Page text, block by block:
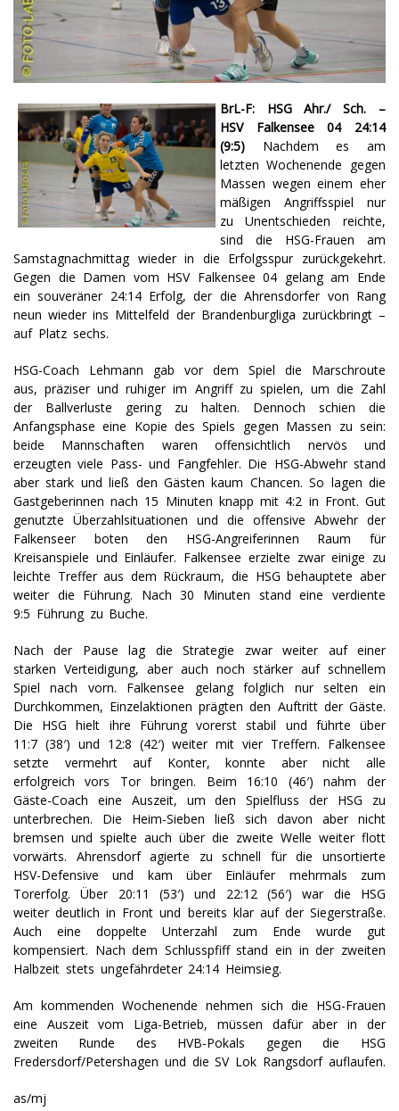
BrL-F: HSG Ahr./ Sch. –
HSV Falkensee 04 24:14
(9:5) Nachdem es am
letzten Wochenende gegen
Massen wegen einem eher
mäßigen Angriffsspiel nur
zu Unentschieden reichte,
sind die HSG-Frauen am
Samstagnachmittag wieder in die Erfolgsspur zurückgekehrt.
Gegen die Damen vom HSV Falkensee 04 gelang am Ende
ein souveräner 24:14 Erfolg, der die Ahrensdorfer von Rang
neun wieder ins Mittelfeld der Brandenburgliga zurückbringt –
auf Platz sechs.
HSG-Coach Lehmann gab vor dem Spiel die Marschroute
aus, präziser und ruhiger im Angriff zu spielen, um die Zahl
der Ballverluste gering zu halten. Dennoch schien die
Anfangsphase eine Kopie des Spiels gegen Massen zu sein:
beide Mannschaften waren offensichtlich nervös und
erzeugten viele Pass- und Fangfehler. Die HSG-Abwehr stand
aber stark und ließ den Gästen kaum Chancen. So lagen die
Gastgeberinnen nach 15 Minuten knapp mit 4:2 in Front. Gut
genutzte Überzahlsituationen und die offensive Abwehr der
Falkenseer boten den HSG-Angreiferinnen Raum für
Kreisanspiele und Einläufer. Falkensee erzielte zwar einige zu
leichte Treffer aus dem Rückraum, die HSG behauptete aber
weiter die Führung. Nach 30 Minuten stand eine verdiente
9:5 Führung zu Buche.
Nach der Pause lag die Strategie zwar weiter auf einer
starken Verteidigung, aber auch noch stärker auf schnellem
Spiel nach vorn. Falkensee gelang folglich nur selten ein
Durchkommen, Einzelaktionen prägten den Auftritt der Gäste.
Die HSG hielt ihre Führung vorerst stabil und führte über
11:7 (38′) und 12:8 (42′) weiter mit vier Treffern. Falkensee
setzte vermehrt auf Konter, konnte aber nicht alle
erfolgreich vors Tor bringen. Beim 16:10 (46′) nahm der
Gäste-Coach eine Auszeit, um den Spielfluss der HSG zu
unterbrechen. Die Heim-Sieben ließ sich davon aber nicht
bremsen und spielte auch über die zweite Welle weiter flott
vorwärts. Ahrensdorf agierte zu schnell für die unsortierte
HSV-Defensive und kam über Einläufer mehrmals zum
Torerfolg. Über 20:11 (53′) und 22:12 (56′) war die HSG
weiter deutlich in Front und bereits klar auf der Siegerstraße.
Auch eine doppelte Unterzahl zum Ende wurde gut
kompensiert. Nach dem Schlusspfiff stand ein in der zweiten
Halbzeit stets ungefährdeter 24:14 Heimsieg.
Am kommenden Wochenende nehmen sich die HSG-Frauen
eine Auszeit vom Liga-Betrieb, müssen dafür aber in der
zweiten Runde des HVB-Pokals gegen die HSG
Fredersdorf/Petershagen und die SV Lok Rangsdorf auflaufen.
as/mj